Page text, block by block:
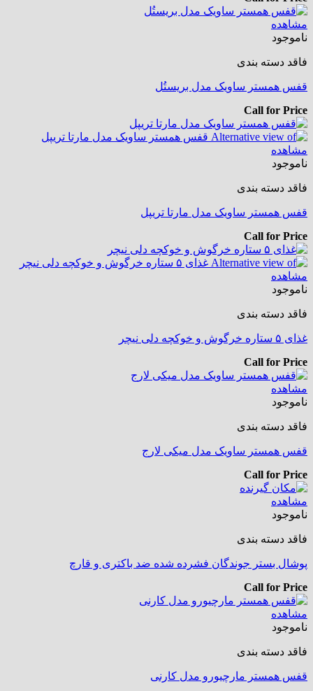
مشاهده
ناموجود
فاقد دسته بندی
قفس همستر ساویک مدل بریستُل
Call for Price
مشاهده
ناموجود
فاقد دسته بندی
قفس همستر ساویک مدل مارتا تریپل
Call for Price
مشاهده
ناموجود
فاقد دسته بندی
غذای ۵ ستاره خرگوش و خوکچه دلی نیچر
Call for Price
مشاهده
ناموجود
فاقد دسته بندی
قفس همستر ساویک مدل میکی لارج
Call for Price
مشاهده
ناموجود
فاقد دسته بندی
پوشال بستر جوندگان فشرده شده ضد باکتری و قارچ
Call for Price
مشاهده
ناموجود
فاقد دسته بندی
قفس همستر مارچیورو مدل کارنی